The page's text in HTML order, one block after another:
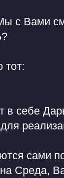
с Вами
тот:
в себе
сами
Среда,